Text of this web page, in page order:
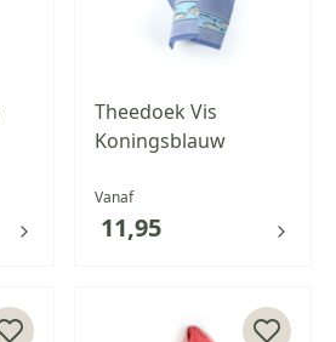
Theedoek Vis
Koningsblauw
Vanaf
11,95